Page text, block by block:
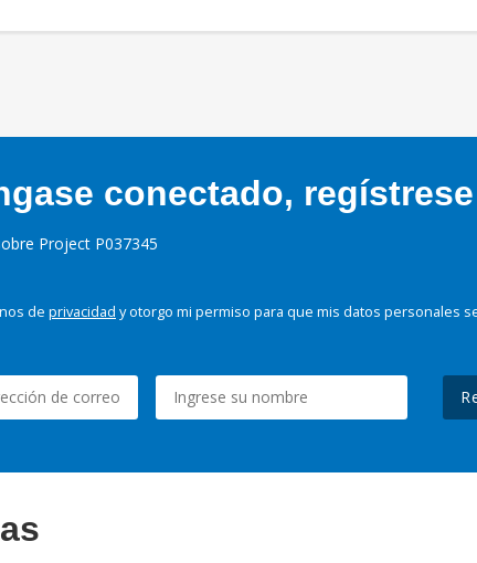
conectado,
Project P037345
de privacidad y otorgo mi permiso para que mis datos personales